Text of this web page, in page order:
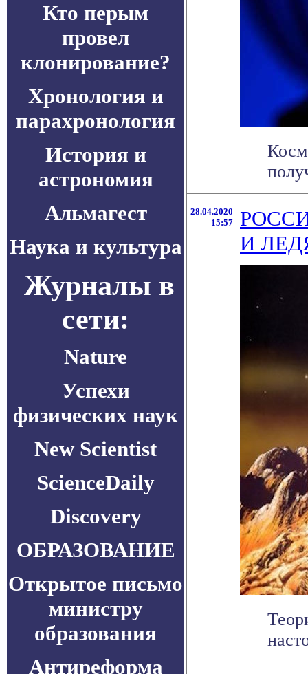
Кто перым
провел
клонирование?
Хронология и
парахронология
История и
астрономия
Альмагест
Наука и культура
Журналы в
сети:
Nature
Успехи
физических наук
New Scientist
ScienceDaily
Discovery
ОБРАЗОВАНИЕ
Открытое письмо
министру
образования
Антиреформа
28.04.2020
15:57
И